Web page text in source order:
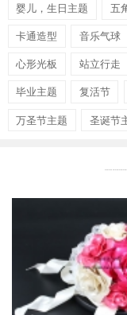
婴儿，生日主题 五
卡通造型 音乐气球
心形光板 站立行走
毕业主题 复活节
万圣节主题 圣诞节